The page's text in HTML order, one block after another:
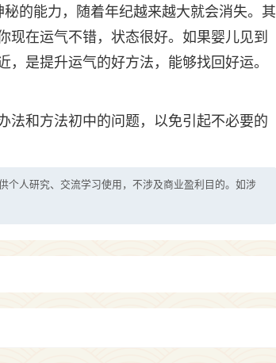
的能力，随着年纪越来越大就会消失。其
现在运气不错，状态很好。如果婴儿见到
是提升运气的好方法，能够找回好运。
法和方法初中的问题，以免引起不必要的
个人研究、交流学习使用，不涉及商业盈利目的。如涉